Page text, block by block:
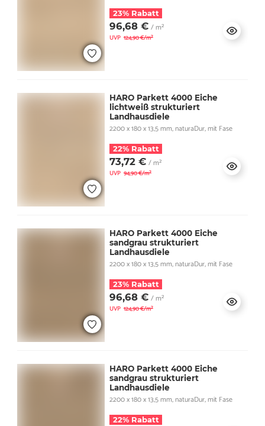
23% Rabatt
96,68 € / m²
UVP 124,90 €/m²
HARO Parkett 4000 Eiche
lichtweiß strukturiert
Landhausdiele
2200 x 180 x 13,5 mm, naturaDur, mit Fase
22% Rabatt
73,72 € / m²
UVP 94,90 €/m²
HARO Parkett 4000 Eiche
sandgrau strukturiert
Landhausdiele
2200 x 180 x 13,5 mm, naturaDur, mit Fase
23% Rabatt
96,68 € / m²
UVP 124,90 €/m²
HARO Parkett 4000 Eiche
sandgrau strukturiert
Landhausdiele
2200 x 180 x 13,5 mm, naturaDur, mit Fase
22% Rabatt